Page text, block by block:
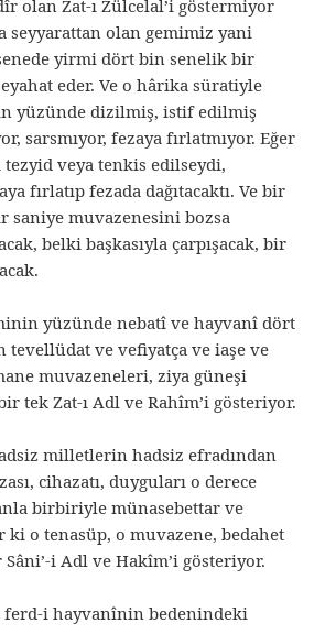
olan Zat-ı Zülcelal’i göstermiyor
seyyarattan olan gemimiz yani
yirmi dört bin senelik bir
eder. Ve o hârika süratiyle
yüzünde dizilmiş, istif edilmiş
sarsmıyor, fezaya fırlatmıyor. Eğer
veya tenkis edilseydi,
fırlatıp fezada dağıtacaktı. Ve bir
saniye muvazenesini bozsa
belki başkasıyla çarpışacak, bir
yüzünde nebatî ve hayvanî dört
ve vefiyatça ve iaşe ve
muvazeneleri, ziya güneşi
tek Zat-ı Adl ve Rahîm’i gösteriyor.
milletlerin hadsiz efradından
cihazatı, duyguları o derece
birbiriyle münasebettar ve
ki o tenasüp, o muvazene, bedahet
i Adl ve Hakîm’i gösteriyor.
ferd-i hayvanînin bedenindeki